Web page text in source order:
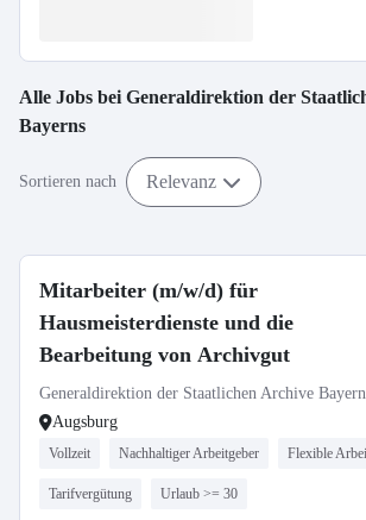
Alle Jobs bei Generaldirektion der
Bayerns
Sortieren nach Relevanz
Mitarbeiter (m/w/d) für
Hausmeisterdienste und die
Bearbeitung von Archivgut
Generaldirektion der Staatlichen Archive
Augsburg
Vollzeit Nachhaltiger Arbeitgeber Flexible
Tarifvergütung Urlaub >= 30